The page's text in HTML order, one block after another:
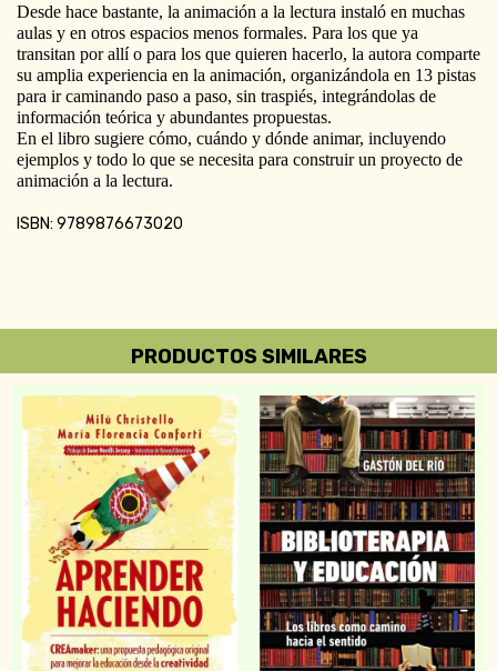
Desde hace bastante, la animación a la lectura instaló en muchas
aulas y en otros espacios menos formales. Para los que ya
transitan por allí o para los que quieren hacerlo, la autora comparte
su amplia experiencia en la animación, organizándola en 13 pistas
para ir caminando paso a paso, sin traspiés, integrándolas de
información teórica y abundantes propuestas.
En el libro sugiere cómo, cuándo y dónde animar, incluyendo
ejemplos y todo lo que se necesita para construir un proyecto de
animación a la lectura.
ISBN: 9789876673020
PRODUCTOS SIMILARES